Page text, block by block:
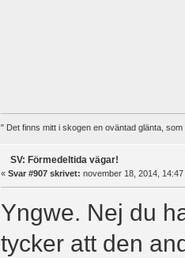
" Det finns mitt i skogen en oväntad glänta,
SV: Förmedeltida vägar!
« Svar #907 skrivet: november 18, 2014, 14:47
Yngwe. Nej du
tycker att den